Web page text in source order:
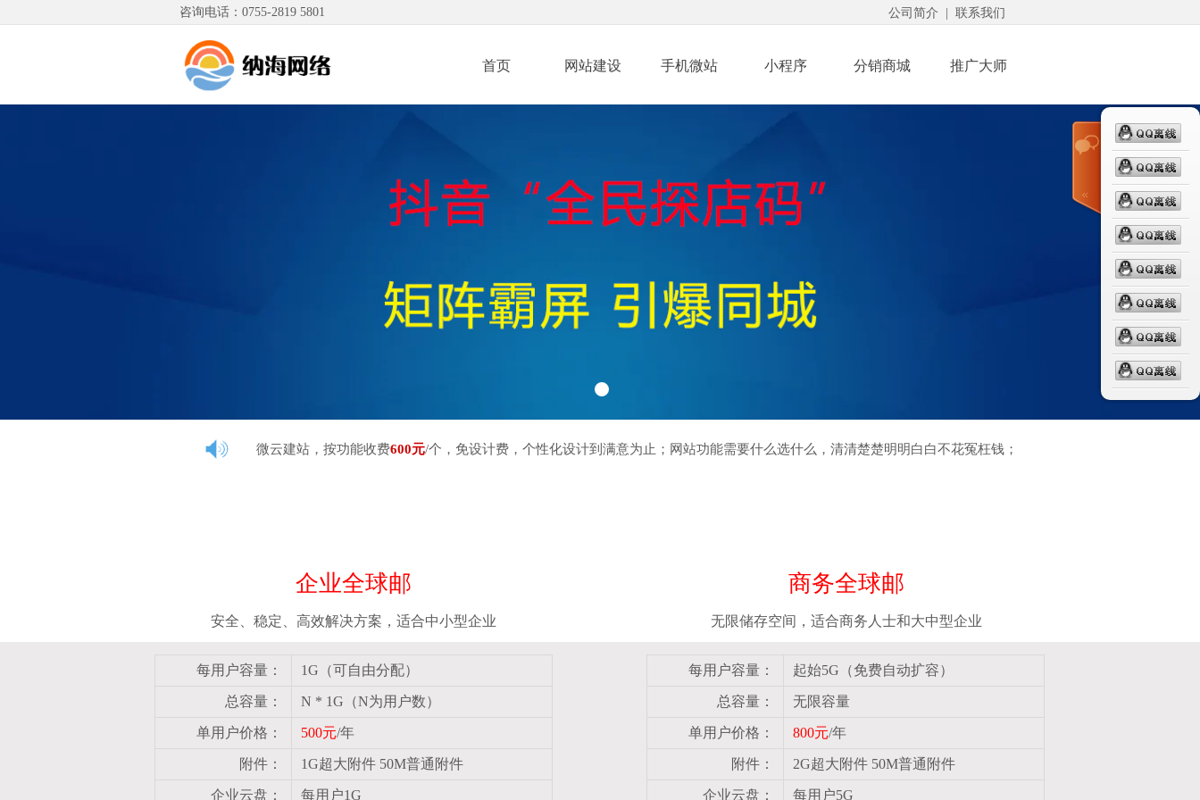
咨询电话：0755-2819 5801 公司简介 联系我们
每用户容量： 起始5G（免费自动扩容）
总容量： 无限容量
单用户价格： 800元/年
附件： 2G超大附件 50M普通附件
企业云盘： 每用户5G
每用户容量： 1G（可自由分配）
总容量： N * 1G（N为用户数）
单用户价格： 500元/年
附件： 1G超大附件 50M普通附件
企业云盘： 每用户1G
首页 网站建设 手机微站 小程序 分销商城 推广大师
微云建站，按功能收费600元/个，免设计费，个性化设计到满意为止；网站功能需要什么选什么，清清楚楚明明白白不花冤枉钱；
企业全球邮
安全、稳定、高效解决方案，适合中小型企业
商务全球邮
无限储存空间，适合商务人士和大中型企业